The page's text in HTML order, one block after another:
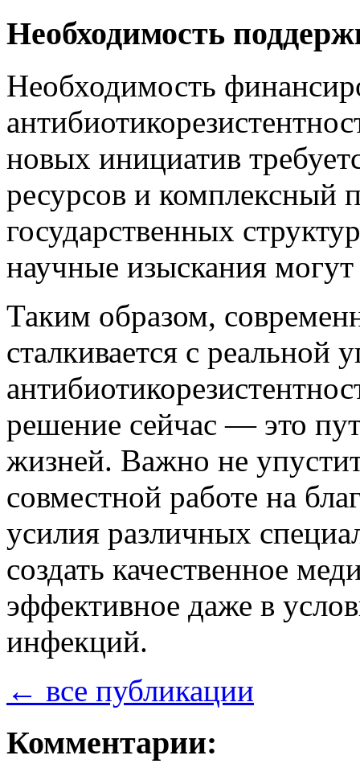
Необходимость
Необходимость
новых инициатив
ресурсов и комплексный
государственных
научные изыскания
Таким образом,
сталкивается с реальной
решение сейчас — это
жизней. Важно не
совместной работе на
усилия различных
создать качественное
эффективное даже в
инфекций.
← все публикации
Комментарии: